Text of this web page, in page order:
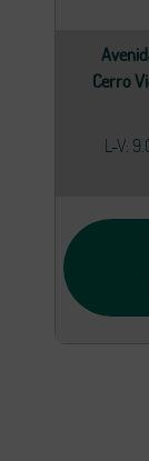
Cerro
L-V: